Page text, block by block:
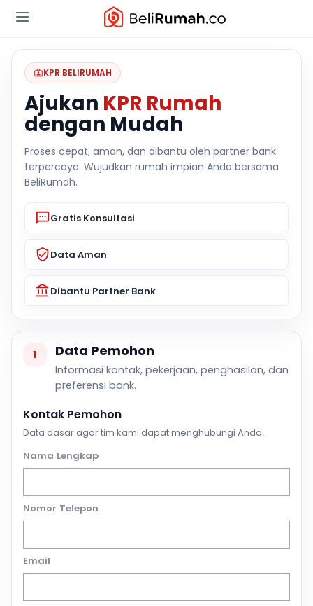
KPR BELIRUMAH
Ajukan KPR Rumah
dengan Mudah
Proses cepat, aman, dan dibantu oleh partner bank
terpercaya. Wujudkan rumah impian Anda bersama
BeliRumah.
Gratis Konsultasi
Data Aman
Dibantu Partner Bank
1 Data Pemohon
Informasi kontak, pekerjaan, penghasilan, dan
preferensi bank.
Kontak Pemohon
Data dasar agar tim kami dapat menghubungi Anda.
Nama Lengkap
Nomor Telepon
Email